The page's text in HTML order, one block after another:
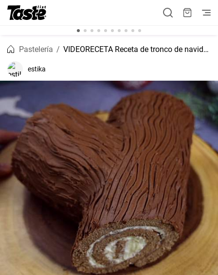
Pastelería VIDEORECETA Receta de tronco de navidad original
estika